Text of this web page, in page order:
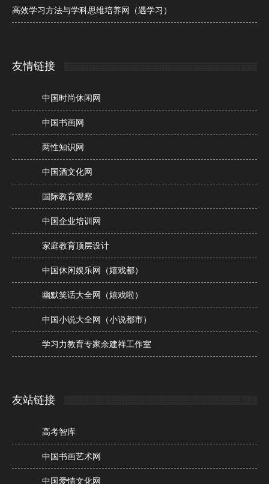
高效学习方法与学科思维培养网（遇学习）
友情链接
中国时尚休闲网
中国书画网
两性知识网
中国酒文化网
国际教育观察
中国企业培训网
家庭教育顶层设计
中国休闲娱乐网（嬉戏都）
幽默笑话大全网（嬉戏啦）
中国小说大全网（小说都市）
学习力教育专家余建祥工作室
友站链接
高考智库
中国书画艺术网
中国爱情文化网